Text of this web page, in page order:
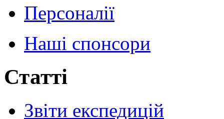
Персоналії
Наші спонсори
Статті
Звіти експедицій